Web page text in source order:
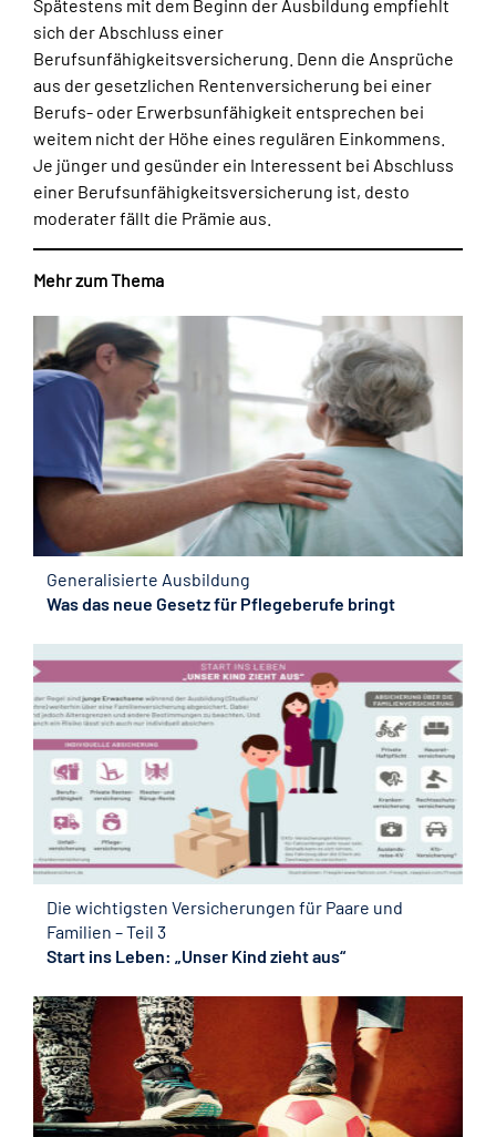
Spätestens mit dem Beginn der Ausbildung empfiehlt
sich der Abschluss einer
Berufsunfähigkeitsversicherung. Denn die Ansprüche
aus der gesetzlichen Rentenversicherung bei einer
Berufs- oder Erwerbsunfähigkeit entsprechen bei
weitem nicht der Höhe eines regulären Einkommens.
Je jünger und gesünder ein Interessent bei Abschluss
einer Berufsunfähigkeitsversicherung ist, desto
moderater fällt die Prämie aus.
Mehr zum Thema
Generalisierte Ausbildung
Was das neue Gesetz für Pflegeberufe bringt
Die wichtigsten Versicherungen für Paare und
Familien – Teil 3
Start ins Leben: „Unser Kind zieht aus“